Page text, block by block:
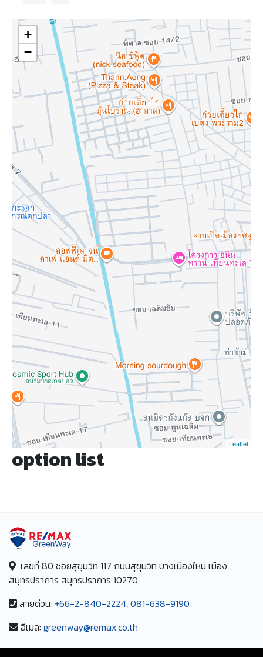
+
−
Leaflet
option list
เลขที่ 80 ซอยสุขุมวิท 117 ถนนสุขุมวิท บางเมืองใหม่ เมือง
สมุทรปราการ สมุทรปราการ 10270
สายด่วน: +66-2-840-2224, 081-638-9190
อีเมล: greenway@remax.co.th